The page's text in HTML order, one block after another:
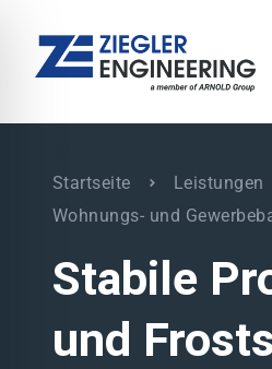
Startseite Leistungen
Wohnungs- und
Stabile
und